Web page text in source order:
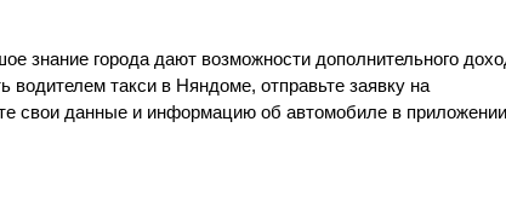
знание города дают возможности дополнительного
водителем такси в Няндоме, отправьте заявку на
свои данные и информацию об автомобиле в